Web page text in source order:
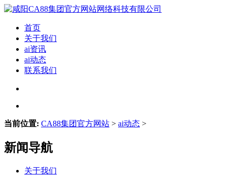
首页
关于我们
ai资讯
ai动态
联系我们
当前位置: CA88集团官方网站 > ai动态 >
新闻导航
关于我们